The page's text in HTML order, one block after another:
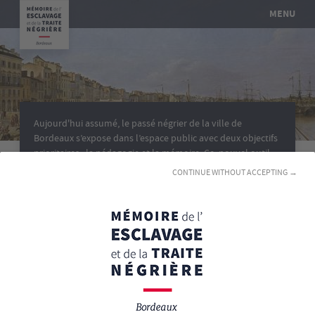
CONTINUE WITHOUT ACCEPTING →
MENU
Aujourd'hui assumé, le passé négrier de la ville de
Bordeaux s’expose dans l’espace public avec deux objectifs
prioritaires : la pédagogie et la mémoire. Ce nouvel outil
mis à disposition de toutes et tous témoigne du
engagement dans la commémoration des victimes de
l’esclavage et de la traite négrière et de leurs abolitions.